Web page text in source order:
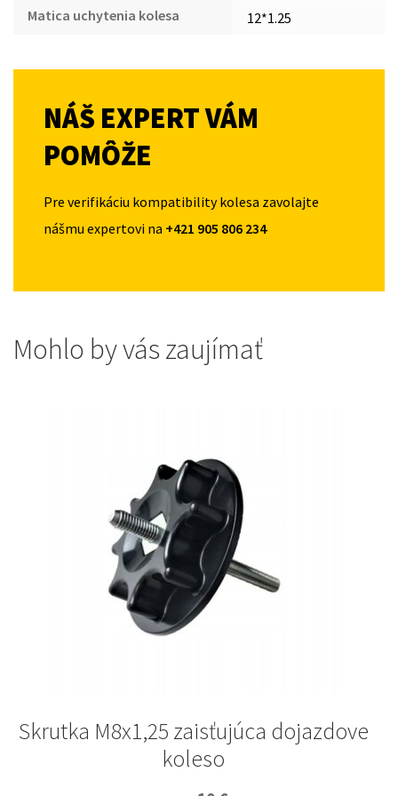
Matica uchytenia kolesa 12*1.25
NÁŠ EXPERT VÁM
POMÔŽE
Pre verifikáciu kompatibility kolesa zavolajte
nášmu expertovi na +421 905 806 234
Mohlo by vás zaujímať
Skrutka M8x1,25 zaisťujúca dojazdove
koleso